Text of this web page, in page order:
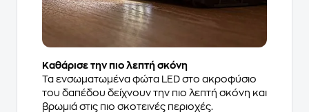
Καθάρισε την πιο λεπτή σκόνη
Τα ενσωματωμένα φώτα LED στο ακροφύσιο
του δαπέδου δείχνουν την πιο λεπτή σκόνη και
βρωμιά στις πιο σκοτεινές περιοχές.